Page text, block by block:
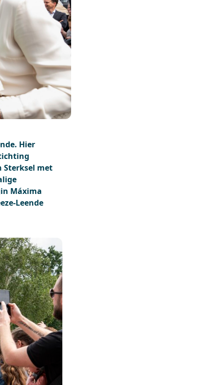
Hier
Sterksel met
Máxima
Leende